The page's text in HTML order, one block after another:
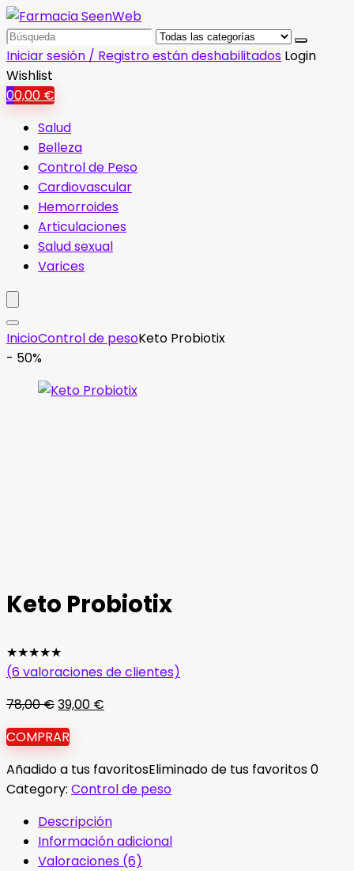
Search
for:
Iniciar sesión / Registro están deshabilitados Login
Wishlist
00,00 €
Salud
Belleza
Control de Peso
Cardiovascular
Hemorroides
Articulaciones
Salud sexual
Varices
InicioControl de pesoKeto Probiotix
- 50%
Keto Probiotix
★★★★★
(6valoraciones de clientes)
78,00€El
precio
original
era:
78,00 €.
39,00 €
es:
39,00 €.
COMPRAR
Añadido a tus favoritosEliminado de tus favoritos0
Category: Control de peso
Descripción
Información adicional
Valoraciones (6)